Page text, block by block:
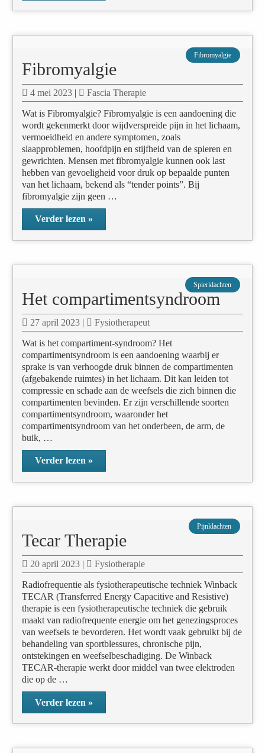
Fibromyalgie
Fibromyalgie
4 mei 2023 | Fascia Therapie
Wat is Fibromyalgie? Fibromyalgie is een aandoening die
wordt gekenmerkt door wijdverspreide pijn in het lichaam,
vermoeidheid en andere symptomen, zoals
slaapproblemen, hoofdpijn en stijfheid van de spieren en
gewrichten. Mensen met fibromyalgie kunnen ook last
hebben van gevoeligheid voor druk op bepaalde punten
van het lichaam, bekend als “tender points”. Bij
fibromyalgie zijn geen …
Verder lezen »
Spierklachten
Het compartimentsyndroom
27 april 2023 | Fysiotherapeut
Wat is het compartiment-syndroom? Het
compartimentsyndroom is een aandoening waarbij er
sprake is van verhoogde druk binnen de compartimenten
(afgebakende ruimtes) in het lichaam. Dit kan leiden tot
compressie en schade aan de weefsels die zich binnen die
compartimenten bevinden. Er zijn verschillende soorten
compartimentsyndroom, waaronder het
compartimentsyndroom van het onderbeen, de arm, de
buik, …
Verder lezen »
Pijnklachten
Tecar Therapie
20 april 2023 | Fysiotherapie
Radiofrequentie als fysiotherapeutische techniek Winback
TECAR (Transferred Energy Capacitive and Resistive)
therapie is een fysiotherapeutische techniek die gebruik
maakt van radiofrequente energie om het genezingsproces
van weefsels te bevorderen. Het wordt vaak gebruikt bij de
behandeling van sportblessures, chronische pijn,
ontstekingen en weefselbeschadiging. De Winback
TECAR-therapie werkt door middel van twee elektroden
die op de …
Verder lezen »